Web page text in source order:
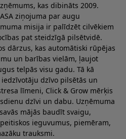
kas dibināts 2009.
ziņojuma par augu
misija ir palīdzēt cilvēkiem
pat steidzīgā pilsētvidē.
dārzus, kas automātiski rūpējas
un barības vielām, ļaujot
telpās visu gadu. Tā kā
dzīvo pilsētās un
līmeni, Click & Grow mērķis
dzīvi un dabu. Uzņēmuma
mājās baudīt svaigu,
ieguvumus, piemēram,
trauksmi.